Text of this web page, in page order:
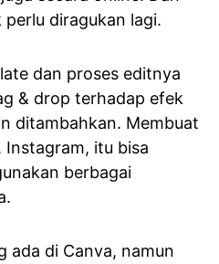
diragukan lagi.
dan proses editnya
& drop terhadap efek
ditambahkan. Membuat
itu bisa
berbagai
ada di Canva, namun